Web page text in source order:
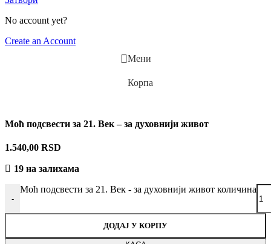
No account yet?
Create an Account
Мени
Корпа
Моћ подсвести за 21. Век – за духовнији живот
1.540,00 RSD
19 на залихама
-
Моћ подсвести за 21. Век - за духовнији живот количина
ДОДАЈ У КОРПУ